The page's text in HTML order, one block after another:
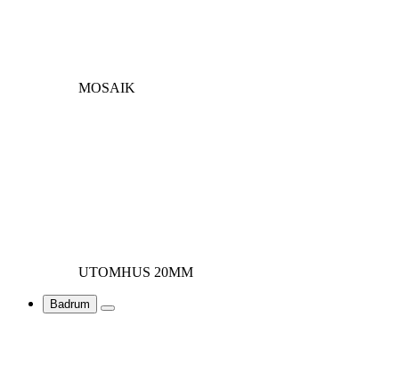
MOSAIK
UTOMHUS 20MM
Badrum